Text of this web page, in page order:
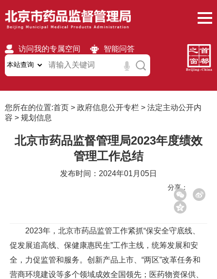
访问我的专属空间 智能问答
无障碍 繁體 移动版
您所在的位置:首页 > 政府信息公开专栏 > 法定主动公开内
容 > 规划信息
北京市药品监督管理局2023年度绩效
管理工作总结
发布时间：2024年01月05日
分享：
2023年，北京市药品监管工作紧抓“保安全守底线、
促发展追高线、保健康惠民生”工作主线，统筹发展和安
全，力促监管和服务。创新产品上市、“两区”改革任务和
营商环境建设等多个领域成效全国领先；医药物资保供、